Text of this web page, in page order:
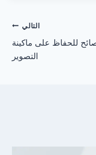
التالي
للحفاظ على ماكينة
التصوير